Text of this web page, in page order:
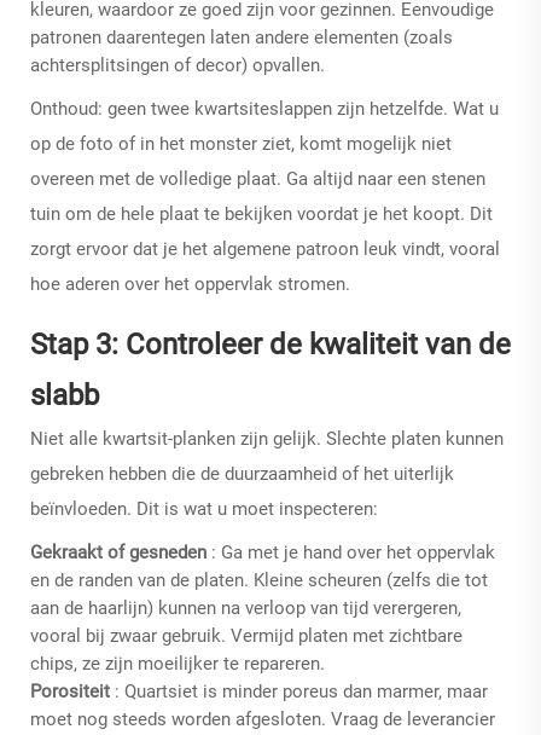
kleuren, waardoor ze goed zijn voor gezinnen. Eenvoudige
patronen daarentegen laten andere elementen (zoals
achtersplitsingen of decor) opvallen.
Onthoud: geen twee kwartsiteslappen zijn hetzelfde. Wat u
op de foto of in het monster ziet, komt mogelijk niet
overeen met de volledige plaat. Ga altijd naar een stenen
tuin om de hele plaat te bekijken voordat je het koopt. Dit
zorgt ervoor dat je het algemene patroon leuk vindt, vooral
hoe aderen over het oppervlak stromen.
Stap 3: Controleer de kwaliteit van de
slabb
Niet alle kwartsit-planken zijn gelijk. Slechte platen kunnen
gebreken hebben die de duurzaamheid of het uiterlijk
beïnvloeden. Dit is wat u moet inspecteren:
Gekraakt of gesneden : Ga met je hand over het oppervlak
en de randen van de platen. Kleine scheuren (zelfs die tot
aan de haarlijn) kunnen na verloop van tijd verergeren,
vooral bij zwaar gebruik. Vermijd platen met zichtbare
chips, ze zijn moeilijker te repareren.
Porositeit : Quartsiet is minder poreus dan marmer, maar
moet nog steeds worden afgesloten. Vraag de leverancier